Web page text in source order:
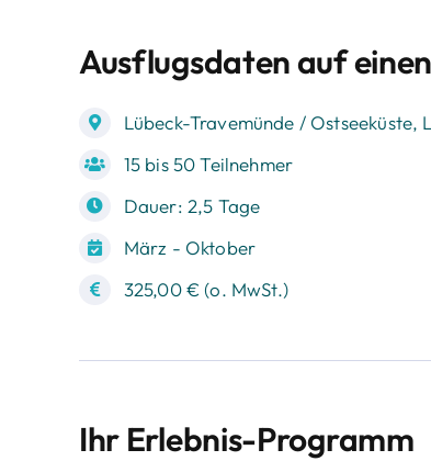
Ausflugsdaten auf
Lübeck-Travemünde / Ostseeküste,
15 bis 50 Teilnehmer
Dauer: 2,5 Tage
März - Oktober
325,00 € (o. MwSt.)
Ihr Erlebnis-Programm